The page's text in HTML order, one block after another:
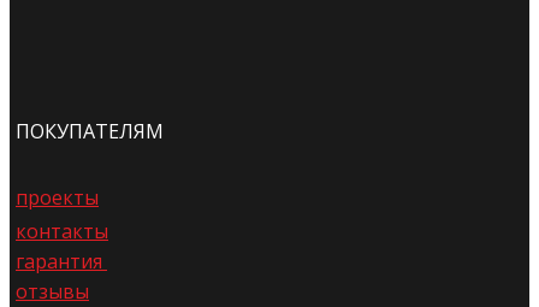
ПОКУПАТЕЛЯМ
проекты
контакты
гарантия
отзывы